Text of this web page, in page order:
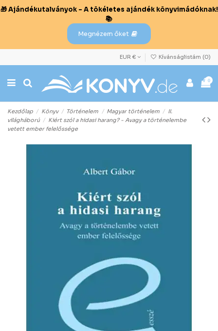
🎁 Ajándékutalványok – A tökéletes ajándék könyvimádóknak!
📚
Megnézem őket
EUR € Kívánságlistám (0)
0
Kezdőlap Könyv Történelem Magyar történelem
II.
világháború
Kiért szól a hidasi harang? - Avagy a történelembe
vetett ember felelőssége